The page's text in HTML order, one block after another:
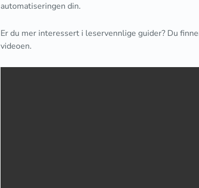
automatiseringen din.
Er du mer interessert i leservennlige guider? Du
videoen.